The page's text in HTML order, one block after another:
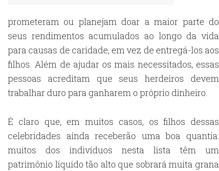
prometeram ou planejam doar a maior parte do
seus rendimentos acumulados ao longo da vida
para causas de caridade, em vez de entregá-los aos
filhos. Além de ajudar os mais necessitados, essas
pessoas acreditam que seus herdeiros devem
trabalhar duro para ganharem o próprio dinheiro.
É claro que, em muitos casos, os filhos dessas
celebridades ainda receberão uma boa quantia:
muitos dos indivíduos nesta lista têm um
patrimônio líquido tão alto que sobrará muita grana